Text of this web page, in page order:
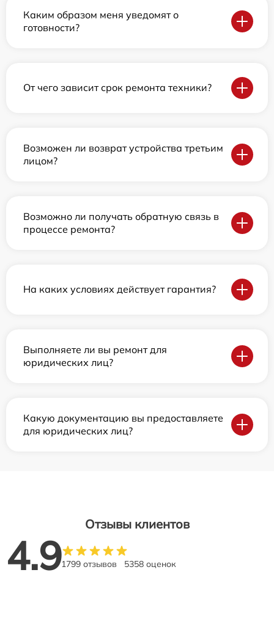
Каким образом меня уведомят о
готовности?
От чего зависит срок ремонта техники?
Возможен ли возврат устройства третьим
лицом?
Возможно ли получать обратную связь в
процессе ремонта?
На каких условиях действует гарантия?
Выполняете ли вы ремонт для
юридических лиц?
Какую документацию вы предоставляете
для юридических лиц?
Отзывы клиентов
4.91799 отзывов 5358 оценок